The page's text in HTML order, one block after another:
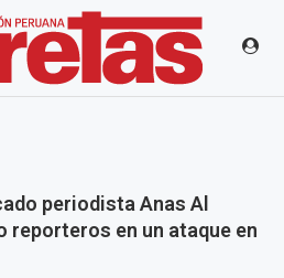
periodista Anas Al
reporteros en un ataque en